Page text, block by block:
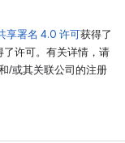
享署名 4.0 许可获得了
了许可。有关详情，请
/或其关联公司的注册